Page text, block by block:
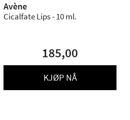
Avène
Cicalfate Lips - 10 ml.
185,00
KJØP NÅ